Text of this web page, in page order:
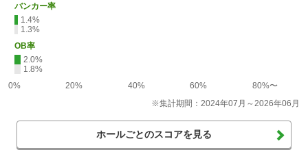
バンカー率
1.4%
1.3%
OB率
2.0%
1.8%
0%
20% 40% 60%
80%〜
※集計期間：2024年07月～2026年06月
ホールごとのスコアを見る